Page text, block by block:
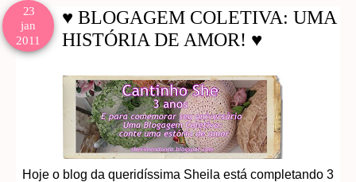
23
jan
2011
♥ BLOGAGEM COLETIVA: UMA
HISTÓRIA DE AMOR! ♥
Hoje o blog da queridíssima Sheila está completando 3